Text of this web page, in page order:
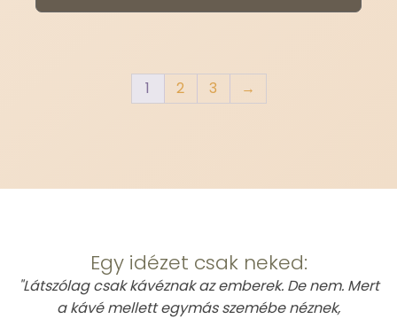
1 2 3 →
Egy idézet csak neked:
"Látszólag csak kávéznak az emberek. De nem. Mert
a kávé mellett egymás szemébe néznek,